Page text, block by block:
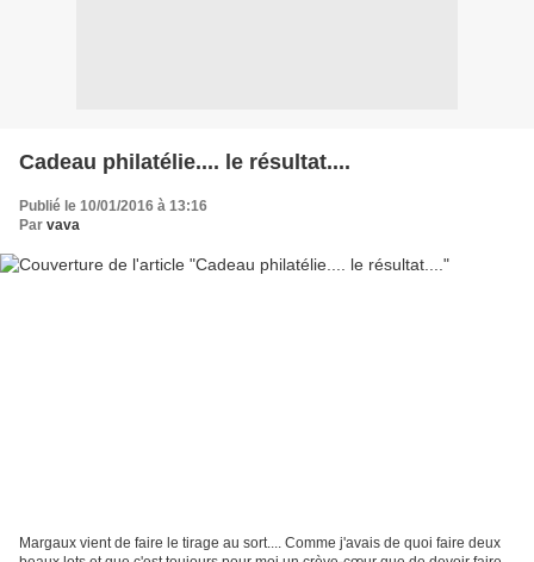
Cadeau philatélie.... le résultat....
Publié le 10/01/2016 à 13:16
Par vava
Margaux vient de faire le tirage au sort.... Comme j'avais de quoi faire deux